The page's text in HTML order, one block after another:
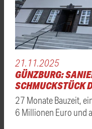
21.11.2025
GÜNZBURG:
SCHMUCKSTÜCK
27 Monate Bauzeit,
6 Millionen Euro und